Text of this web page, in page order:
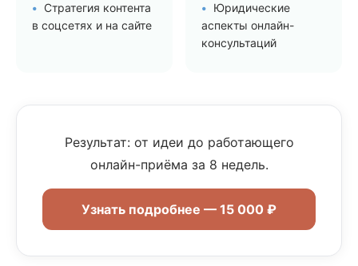
Стратегия контента
в соцсетях и на сайте
Юридические
аспекты онлайн-
консультаций
Результат: от идеи до работающего
онлайн-приёма за 8 недель.
Узнать подробнее — 15 000 ₽